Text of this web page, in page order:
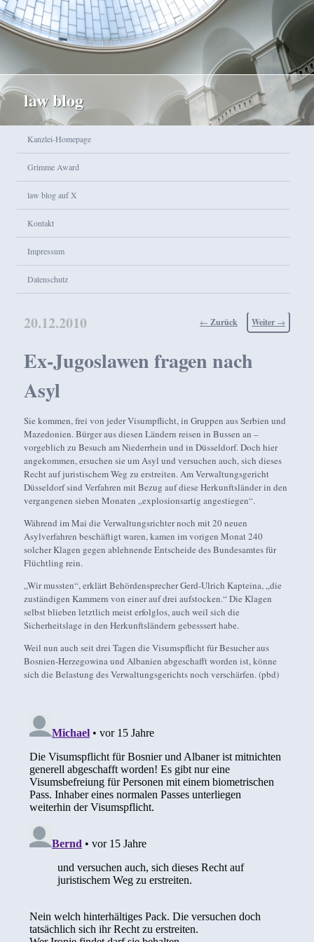
law blog
Zum Inhalt wechseln
Zum sekundären Inhalt wechseln
Kanzlei-Homepage
Grimme Award
law blog auf X
Kontakt
Impressum
Datenschutz
Beitragsnavigation
← Zurück Weiter →
Ex-Jugoslawen fragen nach
Asyl
20.12.2010
Sie kommen, frei von jeder Visumpflicht, in Gruppen aus Serbien und
Mazedonien. Bürger aus diesen Ländern reisen in Bussen an –
vorgeblich zu Besuch am Niederrhein und in Düsseldorf. Doch hier
angekommen, ersuchen sie um Asyl und versuchen auch, sich dieses
Recht auf juristischem Weg zu erstreiten. Am Verwaltungsgericht
Düsseldorf sind Verfahren mit Bezug auf diese Herkunftsländer in den
vergangenen sieben Monaten „explosionsartig angestiegen“.
Während im Mai die Verwaltungsrichter noch mit 20 neuen
Asylverfahren beschäftigt waren, kamen im vorigen Monat 240
solcher Klagen gegen ablehnende Entscheide des Bundesamtes für
Flüchtling rein.
„Wir mussten“, erklärt Behördensprecher Gerd-Ulrich Kapteina, „die
zuständigen Kammern von einer auf drei aufstocken.“ Die Klagen
selbst blieben letztlich meist erfolglos, auch weil sich die
Sicherheitslage in den Herkunftsländern gebesssert habe.
Weil nun auch seit drei Tagen die Visumspflicht für Besucher aus
Bosnien-Herzegowina und Albanien abgeschafft worden ist, könne
sich die Belastung des Verwaltungsgerichts noch verschärfen. (pbd)